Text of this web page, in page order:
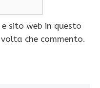
sito web in questo
che commento.